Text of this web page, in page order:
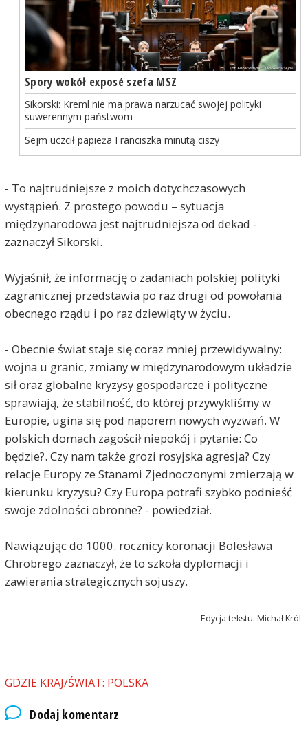
Spory wokół exposé szefa MSZ
Sikorski: Kreml nie ma prawa narzucać swojej polityki
suwerennym państwom
Sejm uczcił papieża Franciszka minutą ciszy
- To najtrudniejsze z moich dotychczasowych
wystąpień. Z prostego powodu – sytuacja
międzynarodowa jest najtrudniejsza od dekad -
zaznaczył Sikorski.
Wyjaśnił, że informację o zadaniach polskiej polityki
zagranicznej przedstawia po raz drugi od powołania
obecnego rządu i po raz dziewiąty w życiu.
- Obecnie świat staje się coraz mniej przewidywalny:
wojna u granic, zmiany w międzynarodowym układzie
sił oraz globalne kryzysy gospodarcze i polityczne
sprawiają, że stabilność, do której przywykliśmy w
Europie, ugina się pod naporem nowych wyzwań. W
polskich domach zagościł niepokój i pytanie: Co
będzie?. Czy nam także grozi rosyjska agresja? Czy
relacje Europy ze Stanami Zjednoczonymi zmierzają w
kierunku kryzysu? Czy Europa potrafi szybko podnieść
swoje zdolności obronne? - powiedział.
Nawiązując do 1000. rocznicy koronacji Bolesława
Chrobrego zaznaczył, że to szkoła dyplomacji i
zawierania strategicznych sojuszy.
Edycja tekstu: Michał Król
GDZIE KRAJ/ŚWIAT: POLSKA
Dodaj komentarz